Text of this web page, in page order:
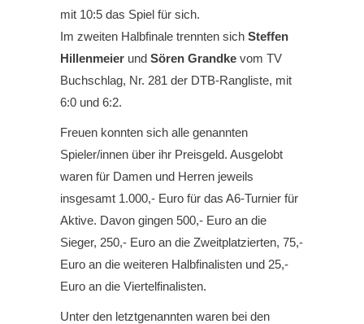
mit 10:5 das Spiel für sich.
Im zweiten Halbfinale trennten sich Steffen
Hillenmeier und Sören Grandke vom TV
Buchschlag, Nr. 281 der DTB-Rangliste, mit
6:0 und 6:2.
Freuen konnten sich alle genannten
Spieler/innen über ihr Preisgeld. Ausgelobt
waren für Damen und Herren jeweils
insgesamt 1.000,- Euro für das A6-Turnier für
Aktive. Davon gingen 500,- Euro an die
Sieger, 250,- Euro an die Zweitplatzierten, 75,-
Euro an die weiteren Halbfinalisten und 25,-
Euro an die Viertelfinalisten.
Unter den letztgenannten waren bei den